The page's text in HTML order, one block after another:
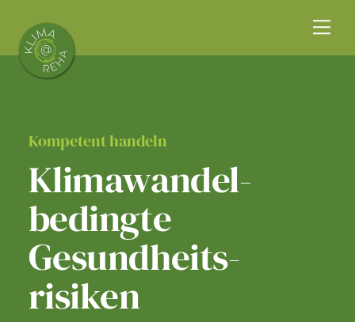
content
Kompetent handeln
Klimawandel­
bedingte
Gesundheits­
risiken